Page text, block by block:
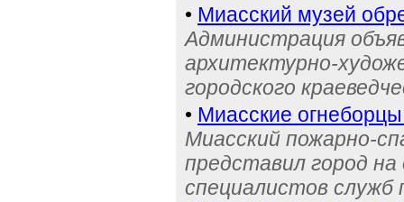
• Миасский музей
Администрация
архитектурно-
городского
• Миасские
Миасский пожарно-
представил город
специалистов